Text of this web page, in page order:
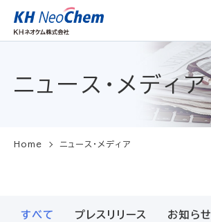
ニュース・メディア
Home ニュース・メディア
すべて プレスリリース お知らせ